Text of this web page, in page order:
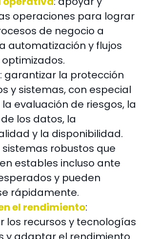
operaciones para lograr
de negocio a
automatización y flujos
: garantizar la protección
y sistemas, con especial
evaluación de riesgos, la
los datos, la
y la disponibilidad.
sistemas robustos que
estables incluso ante
y pueden
rápidamente.
el rendimiento:
los recursos y tecnologías